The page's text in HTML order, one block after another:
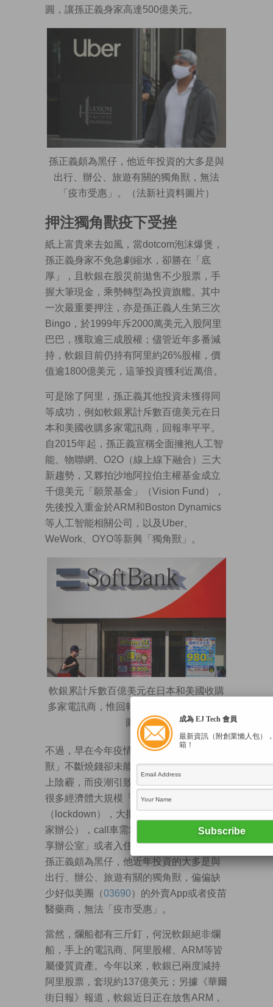
圓，讓孫正義身家高達500億美元。
孫正義頗為黑仔，他近年投資的大多是與
出行、辦公、旅遊有關的獨角獸，無法
「疫市受惠」。（法新社資料圖片）
押注獨角獸疫下受挫
紙上富貴來去如風，當dotcom泡沫爆煲，
孫正義身家不免急劇縮水，卻勝在「底
厚」，且軟銀在股災前拋售不少股票，手
握大筆現金，乘勢轉型為投資旗艦。其中
一次最重要押注，亦是孫正義人生第三次
Bingo，於1999年斥2000萬美元入股阿里
巴巴，獲取逾三成股權；儘管近年多番減
持，軟銀目前仍持有阿里約26%股權，價
值逾1800億美元，這筆投資獲利近萬倍。
可是除了阿里，孫正義其他投資未獲得同
等成功，例如軟銀累計斥數百億美元在日
本和美國收購多家電訊商，回報率平平。
自2015年起，孫正義宣稱全面擁抱人工智
能、物聯網、O2O（線上線下融合）三大
新趨勢，又夥拍沙地阿拉伯主權基金成立
千億美元「願景基金」（Vision Fund），
先後投入重金於ARM和Boston Dynamics
等人工智能相關公司，以及Uber、
WeWork、OYO等新興「獨角獸」。
軟銀累計斥數百億美元在日本和美國收購
多家電訊商，惟回報率平平。(法新社資料
圖片)
不過，早在今年疫情爆發前，很多「獨角
獸」不斷燒錢卻未能帶來盈利，前景已蒙
上陰霾，而疫潮引致雪上加霜，事關歐美
很多經濟體大規模「封城」
（lockdown），大批打工仔改為WFH（在
家辦公），call車需求劇減，亦不需要「共
享辦公室」或者入住酒店。一定程度上，
孫正義頗為黑仔，他近年投資的大多是與
出行、辦公、旅遊有關的獨角獸，偏偏缺
少好似美團（03690）的外賣App或者疫苗
醫藥商，無法「疫市受惠」。
當然，爛船都有三斤釘，何況軟銀絕非爛
船，手上的電訊商、阿里股權、ARM等皆
屬優質資產。今年以來，軟銀已兩度減持
阿里股票，套現約137億美元；另據《華爾
街日報》報道，軟銀近日正在放售ARM，
成為 EJ Tech 會員
最新資訊（附創業懶人包）
箱！